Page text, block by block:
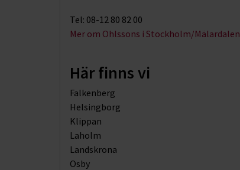
Tel: 08-12 80 82 00
Mer om Ohlssons i Stockholm/Mälardalen
Här finns vi
Falkenberg
Helsingborg
Klippan
Laholm
Landskrona
Osby